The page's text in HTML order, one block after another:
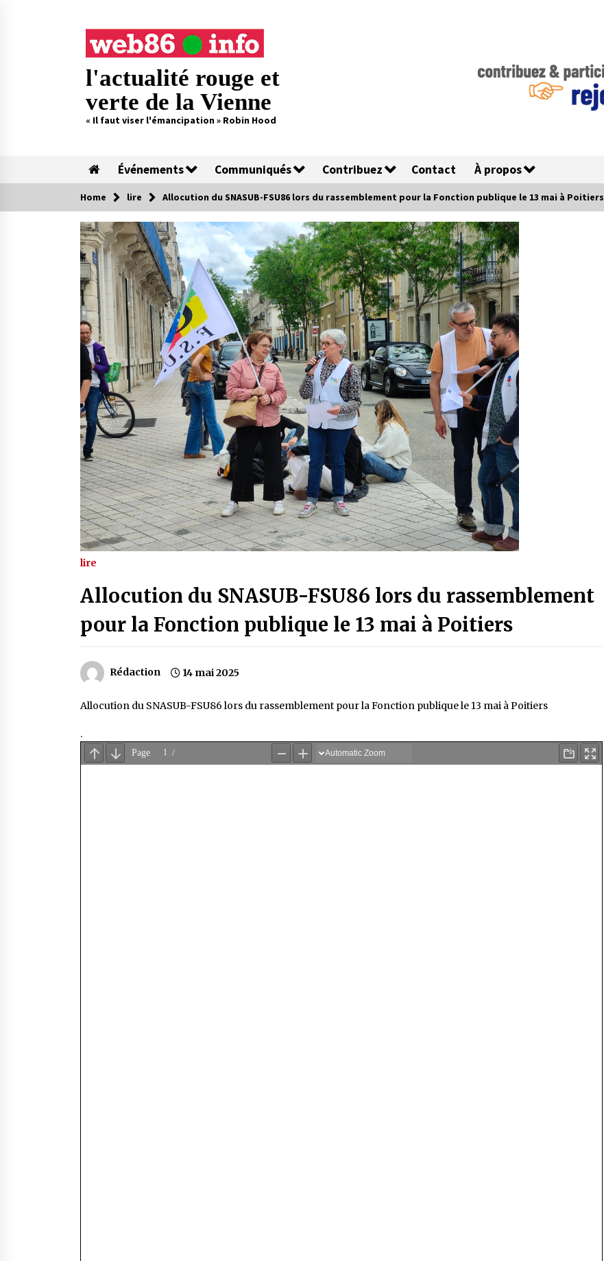
l'actualité rouge et
verte de la Vienne
« Il faut viser l'émancipation » Robin Hood
Événements Communiqués Contribuez Contact À propos
Home lire Allocution du SNASUB-FSU86 lors du rassemblement pour la Fonction publique le 13 mai à Poitiers
lire
Allocution du SNASUB-FSU86 lors du rassemblement
pour la Fonction publique le 13 mai à Poitiers
Rédaction 14 mai 2025
Allocution du SNASUB-FSU86 lors du rassemblement pour la Fonction publique le 13 mai à Poitiers
.